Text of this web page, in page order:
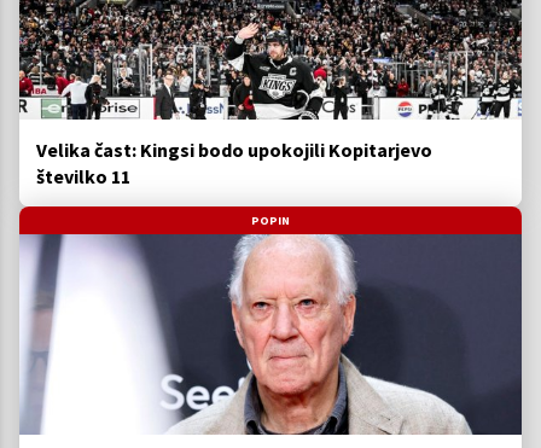
Velika čast: Kingsi bodo upokojili Kopitarjevo
številko 11
POPIN